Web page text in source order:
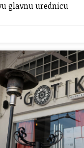
glavnu urednicu